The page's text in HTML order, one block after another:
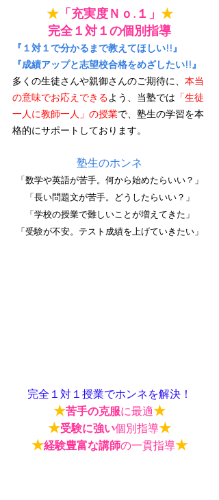
★「充実度Ｎｏ.１」 ★
完全１対１の個別指導
『１対１で分かるまで教えてほしい!!』
『成績アップと志望校合格をめざしたい!!』
多くの生徒さんや親御さんのご期待に、 本当
の意味でお応えできるよう、当塾では 「生徒
一人に教師一人」の授業で、塾生の学習を本
格的にサポートしております。
塾生のホンネ
「数学や英語が苦手。何から始めたらいい？」
「長い問題文が苦手。どうしたらいい？」
「学校の授業で難しいことが増えてきた」
「受験が不安。テスト成績を上げていきたい」
完全１対１授業でホンネを解決！
★苦手の克服に最適★
★受験に強い個別指導★
★経験豊富な講師の一貫指導★